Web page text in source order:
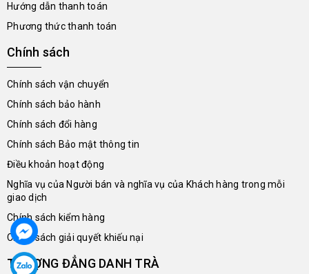
Hướng dẫn thanh toán
Phương thức thanh toán
Chính sách
Chính sách vận chuyển
Chính sách bảo hành
Chính sách đổi hàng
Chính sách Bảo mật thông tin
Điều khoản hoạt động
Nghĩa vụ của Người bán và nghĩa vụ của Khách hàng trong mỗi
giao dịch
Chính sách kiểm hàng
Chính sách giải quyết khiếu nại
THƯỢNG ĐẲNG DANH TRÀ